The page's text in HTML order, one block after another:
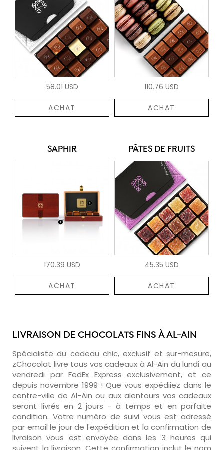
58.01 USD
ACHAT
110.76 USD
ACHAT
SAPHIR
170.39 USD
ACHAT
PÂTES DE FRUITS
45.35 USD
ACHAT
LIVRAISON DE CHOCOLATS FINS À AL-AIN
Spécialiste du cadeau chic, exclusif et sur-mesure,
zChocolat livre tous vos cadeaux à Al-Ain du lundi au
vendredi par FedEx Express exclusivement, et ce
depuis novembre 1999 ! Que vous expédiiez dans le
centre-ville de Al-Ain ou aux alentours vos cadeaux
seront livrés en 2 jours - à temps et en parfaite
condition. Votre numéro de suivi vous est adressé
par email le jour de l'expédition et la confirmation de
livraison vous est envoyée dans les 3 heures qui